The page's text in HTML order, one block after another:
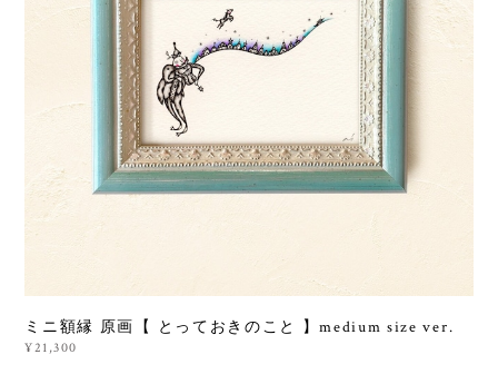
ミニ額縁 原画【 とっておきのこと 】medium size ver.
¥21,300